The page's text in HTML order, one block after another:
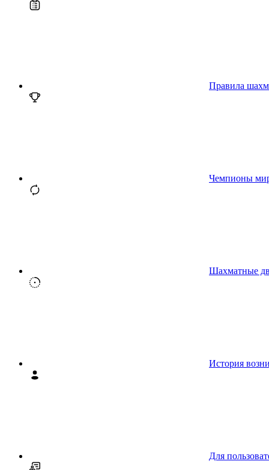
Правила
Чемпионы
Шахматные
История
Для